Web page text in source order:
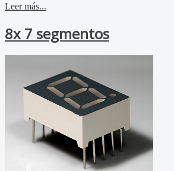
Leer más...
8x 7 segmentos